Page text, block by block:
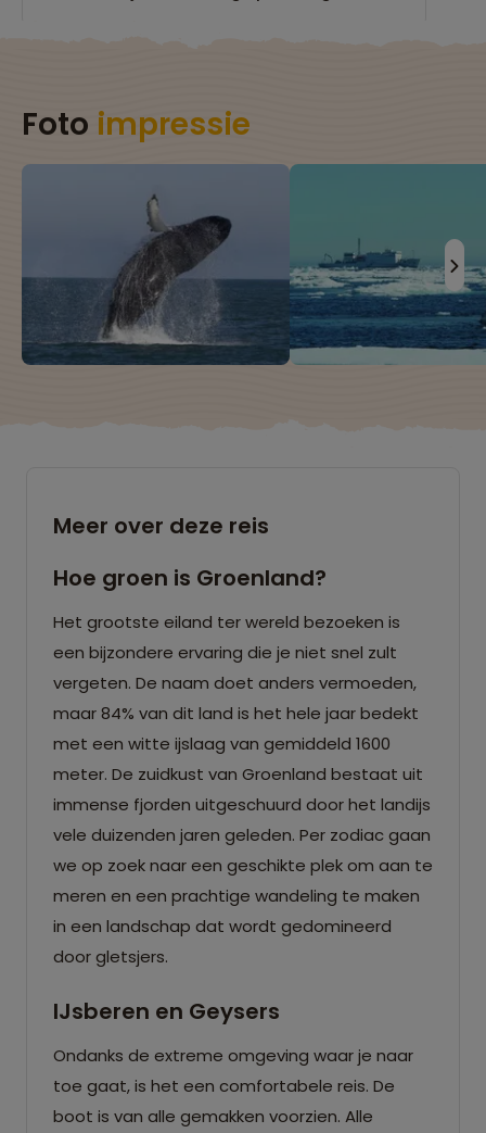
Foto impressie
Meer over deze reis
Hoe groen is Groenland?
Het grootste eiland ter wereld bezoeken is
een bijzondere ervaring die je niet snel zult
vergeten. De naam doet anders vermoeden,
maar 84% van dit land is het hele jaar bedekt
met een witte ijslaag van gemiddeld 1600
meter. De zuidkust van Groenland bestaat uit
immense fjorden uitgeschuurd door het landijs
vele duizenden jaren geleden. Per zodiac gaan
we op zoek naar een geschikte plek om aan te
meren en een prachtige wandeling te maken
in een landschap dat wordt gedomineerd
door gletsjers.
IJsberen en Geysers
Ondanks de extreme omgeving waar je naar
toe gaat, is het een comfortabele reis. De
boot is van alle gemakken voorzien. Alle